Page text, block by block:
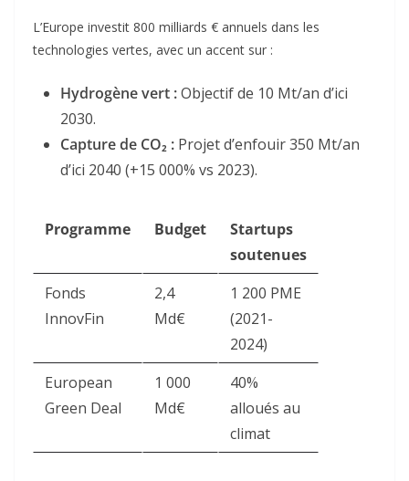
L’Europe investit 800 milliards € annuels dans les
technologies vertes, avec un accent sur :
Hydrogène vert :Objectif de 10 Mt/an d’ici
2030.
Capture de CO₂ : Projet d’enfouir 350 Mt/an
d’ici 2040 (+15 000% vs 2023).
Programme Budget
Startups
soutenues
Fonds
InnovFin
2,4
Md€
1 200 PME
(2021-
2024)
European
Green Deal
1 000
Md€
40%
alloués au
climat